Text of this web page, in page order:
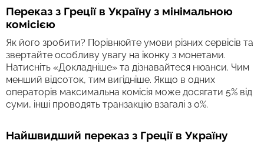
Переказ з Греції в Україну з мінімальною
комісією
Як його зробити? Порівнюйте умови різних сервісів та
звертайте особливу увагу на іконку з монетами.
Натисніть «Докладніше» та дізнавайтеся нюанси. Чим
менший відсоток, тим вигідніше. Якщо в одних
операторів максимальна комісія може досягати 5% від
суми, інші проводять транзакцію взагалі з 0%.
Найшвидший переказ з Греції в Україну